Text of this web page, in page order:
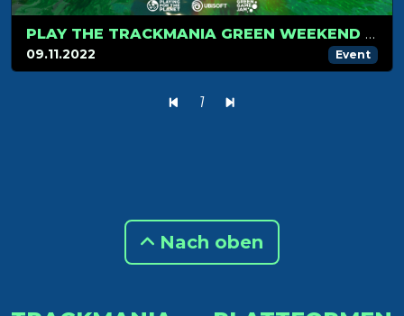
PLAY THE TRACKMANIA GREEN WEEKEND FOR FREE!
09.11.2022 Event
1
Nach oben